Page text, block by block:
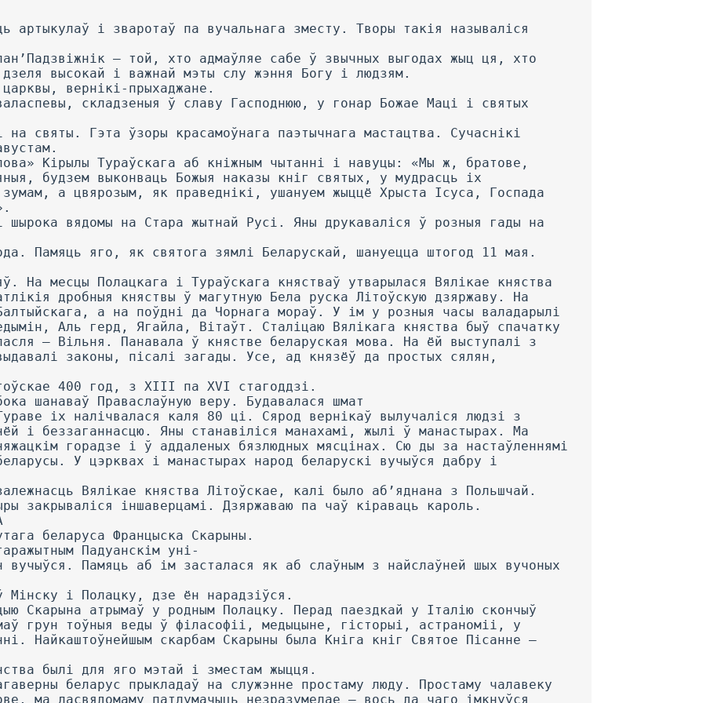
артыкулаў і зваротаў па вучальнага зместу. Творы такія называліся
— той, хто адмаўляе сабе ў звычных выгодах жыц ця, хто
дзеля высокай і важнай мэты слу жэння Богу і людзям.
вернікі-прыхаджане.
складзеныя ў славу Гасподнюю, у гонар Божае Маці і святых
святы. Гэта ўзоры красамоўнага паэтычнага мастацтва. Сучаснікі
Кірылы Тураўскага аб кніжным чытанні і навуцы: «Мы ж, братове,
будзем выконваць Божыя наказы кніг святых, у мудрасць іх
а цвярозым, як праведнікі, ушануем жыццё Хрыста Ісуса, Госпада
шырока вядомы на Стара жытнай Русі. Яны друкаваліся ў розныя гады на
Памяць яго, як святога зямлі Беларускай, шануецца штогод 11 мая.
На месцы Полацкага і Тураўскага княстваў утварылася Вялікае княства
дробныя княствы ў магутную Бела руска Літоўскую дзяржаву. На
а на поўдні да Чорнага мораў. У ім у розныя часы валадарылі
Аль герд, Ягайла, Вітаўт. Сталіцаю Вялікага княства быў спачатку
— Вільня. Панавала ў княстве беларуская мова. На ёй выступалі з
законы, пісалі загады. Усе, ад князёў да простых сялян,
400 год, з XIII па XVI стагоддзі.
шанаваў Праваслаўную веру. Будавалася шмат
іх налічвалася каля 80 ці. Сярод вернікаў вылучаліся людзі з
і беззаганнасцю. Яны станавіліся манахамі, жылі ў манастырах. Ма
горадзе і ў аддаленых бязлюдных мясцінах. Сю ды за настаўленнямі
У цэрквах і манастырах народ беларускі вучыўся дабру і
Вялікае княства Літоўскае, калі было аб’яднана з Польшчай.
закрываліся іншаверцамі. Дзяржаваю па чаў кіраваць кароль.
беларуса Францыска Скарыны.
Падуанскім уні-
Памяць аб ім засталася як аб слаўным з найслаўней шых вучоных
Мінску і Полацку, дзе ён нарадзіўся.
Скарына атрымаў у родным Полацку. Перад паездкай у Італію скончыў
грун тоўныя веды ў філасофіі, медыцыне, гісторыі, астраноміі, у
Найкаштоўнейшым скарбам Скарыны была Кніга кніг Святое Пісанне —
былі для яго мэтай і зместам жыцця.
беларус прыкладаў на служэнне простаму люду. Простаму чалавеку
ма ласвядомаму патлумачыць незразумелае — вось да чаго імкнуўся